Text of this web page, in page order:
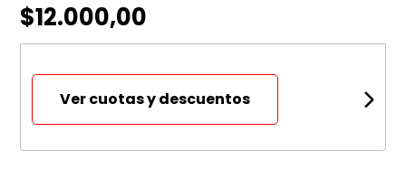
$12.000,00
Ver cuotas y descuentos